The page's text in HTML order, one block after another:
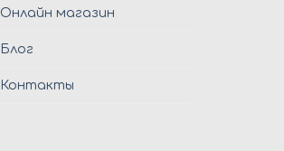
Онлайн магазин
Блог
Контакты